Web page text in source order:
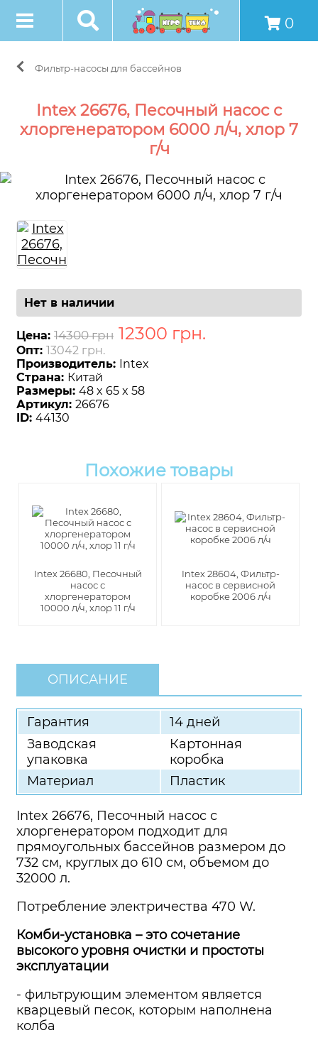
0
Фильтр-насосы для бассейнов
Intex 26676, Песочный насос с
хлоргенератором 6000 л/ч, хлор 7
г/ч
Нет в наличии
Цена: 14300 грн 12300 грн.
Опт: 13042 грн.
Производитель: Intex
Страна: Китай
Размеры: 48 x 65 x 58
Артикул: 26676
ID: 44130
Похожие товары
Intex 26680, Песочный
насос с
хлоргенератором
10000 л/ч, хлор 11 г/ч
Intex 28604, Фильтр-
насос в сервисной
коробке 2006 л/ч
ОПИСАНИЕ
Гарантия
14 дней
Заводская
упаковка
Картонная
коробка
Материал
Пластик
Intex 26676, Песочный насос с
хлоргенератором подходит для
прямоугольных бассейнов размером до
732 см, круглых до 610 см, объемом до
32000 л.
Потребление электричества 470 W.
Комби-установка – это сочетание
высокого уровня очистки и простоты
эксплуатации
- фильтрующим элементом является
кварцевый песок, которым наполнена
колба